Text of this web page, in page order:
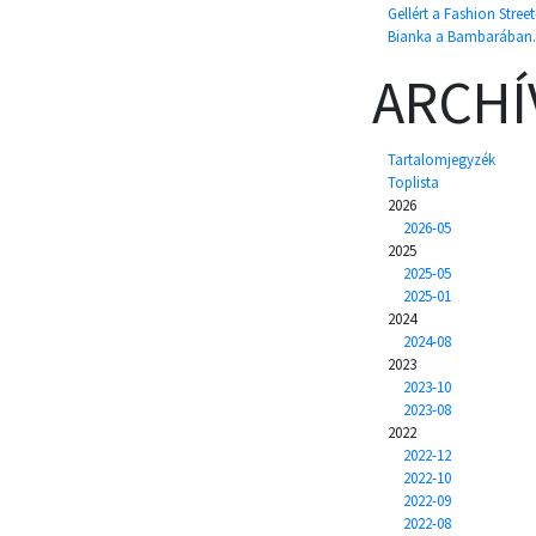
Gellért a Fashion
Bianka a
Tartalomjegyzék
Toplista
2026
2026-05
2025
2025-05
2025-01
2024
2024-08
2023
2023-10
2023-08
2022
2022-12
2022-10
2022-09
2022-08